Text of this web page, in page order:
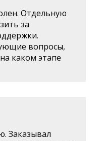
Отдельную
за
вопросы,
каком этапе
Заказывал